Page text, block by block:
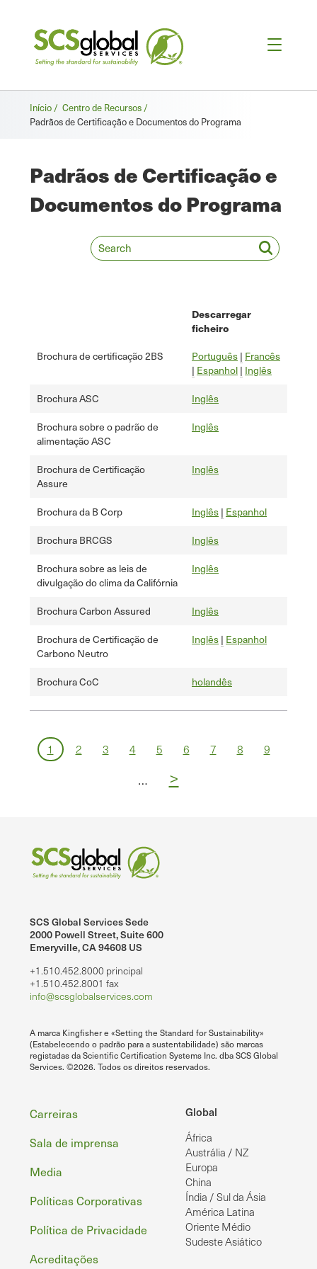
Breadcrumb
Início / Centro de Recursos /
Padrãos de Certificação e Documentos do Programa
Padrãos de Certificação e
Documentos do Programa
Descarregar
ficheiro
Brochura de certificação 2BS Português | Francês
| Espanhol | Inglês
Brochura ASC Inglês
Brochura sobre o padrão de
alimentação ASC
Inglês
Brochura de Certificação
Assure
Inglês
Brochura da B Corp Inglês | Espanhol
Brochura BRCGS Inglês
Brochura sobre as leis de
divulgação do clima da Califórnia
Inglês
Brochura Carbon Assured Inglês
Brochura de Certificação de
Carbono Neutro
Inglês | Espanhol
Brochura CoC holandês
Paginação
Página
1 Página
2 Página
3 Página
4 Página
5 Página
6 Página
7 Página
8 Página
9
… Página
>
SCS Global Services Sede
2000 Powell Street, Suite 600
Emeryville, CA 94608 US
+1.510.452.8000 principal
+1.510.452.8001 fax
info@scsglobalservices.com
A marca Kingfisher e «Setting the Standard for Sustainability»
(Estabelecendo o padrão para a sustentabilidade) são marcas
registadas da Scientific Certification Systems Inc. dba SCS Global
Services. ©2026. Todos os direitos reservados.
Global
África
Austrália / NZ
Europa
China
Índia / Sul da Ásia
América Latina
Oriente Médio
Sudeste Asiático
Rodapé
Carreiras
Sala de imprensa
Media
Políticas Corporativas
Política de Privacidade
Acreditações